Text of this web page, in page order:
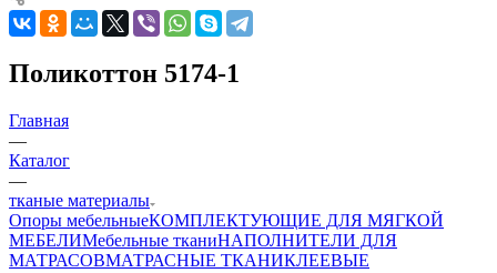
Поликоттон 5174-1
Главная
—
Каталог
—
тканые материалы
Опоры мебельныеКОМПЛЕКТУЮЩИЕ ДЛЯ МЯГКОЙ
МЕБЕЛИМебельные тканиНАПОЛНИТЕЛИ ДЛЯ
МАТРАСОВМАТРАСНЫЕ ТКАНИКЛЕЕВЫЕ